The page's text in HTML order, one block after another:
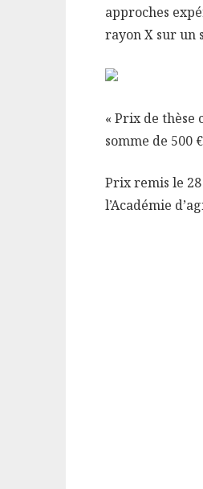
approches
rayon X sur un
« Prix de thèse
somme de 500
Prix remis le 28
l’Académie